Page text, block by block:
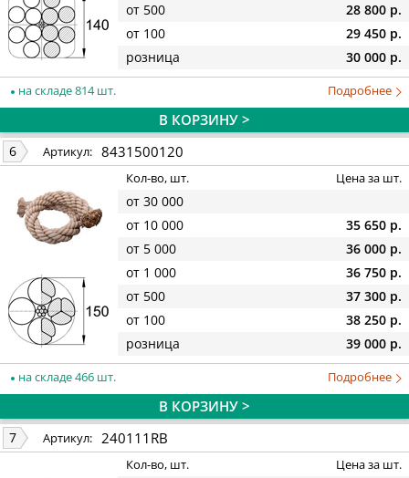
от 500
28 800 р.
от 100
29 450 р.
розница
30 000 р.
на складе 814 шт. Подробнее
В КОРЗИНУ >
6 Артикул: 8431500120
Кол-во, шт. Цена за шт.
от 30 000
от 10 000
35 650 р.
от 5 000
36 000 р.
от 1 000
36 750 р.
от 500
37 300 р.
от 100
38 250 р.
розница
39 000 р.
на складе 466 шт. Подробнее
В КОРЗИНУ >
7 Артикул: 240111RB
Кол-во, шт. Цена за шт.